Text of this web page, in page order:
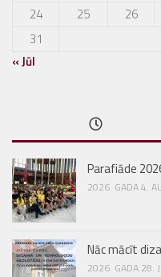
24
25 26
31
« Jūl
Parafiāde
2026. GADA 4.
Nāc mācīt
2026. GADA 28.